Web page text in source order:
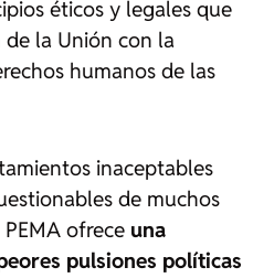
éticos y legales que
de la Unión con la
humanos de las
inaceptables
de muchos
ofrece una
pulsiones políticas